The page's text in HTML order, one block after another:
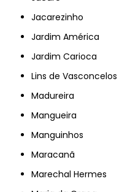
Jacarezinho
Jardim América
Jardim Carioca
Lins de Vasconcelos
Madureira
Mangueira
Manguinhos
Maracanã
Marechal Hermes